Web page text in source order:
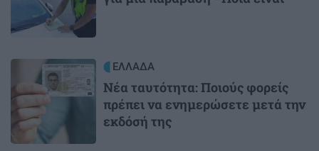
Image ΕΛΛΑΔΑ
Νέα ταυτότητα: Ποιούς φορείς
πρέπει να ενημερώσετε μετά την
εκδόσή της